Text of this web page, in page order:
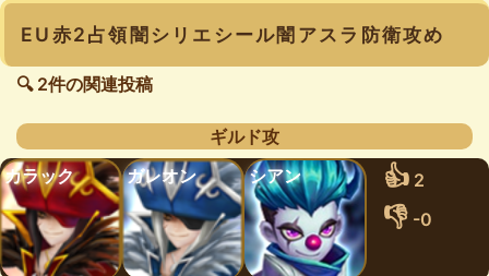
EU赤2占領闇シリエシール闇アスラ防衛攻め
🔍 2件の関連投稿
ギルド攻
カラック
ガレオン シアン 👍 2
👎 -0